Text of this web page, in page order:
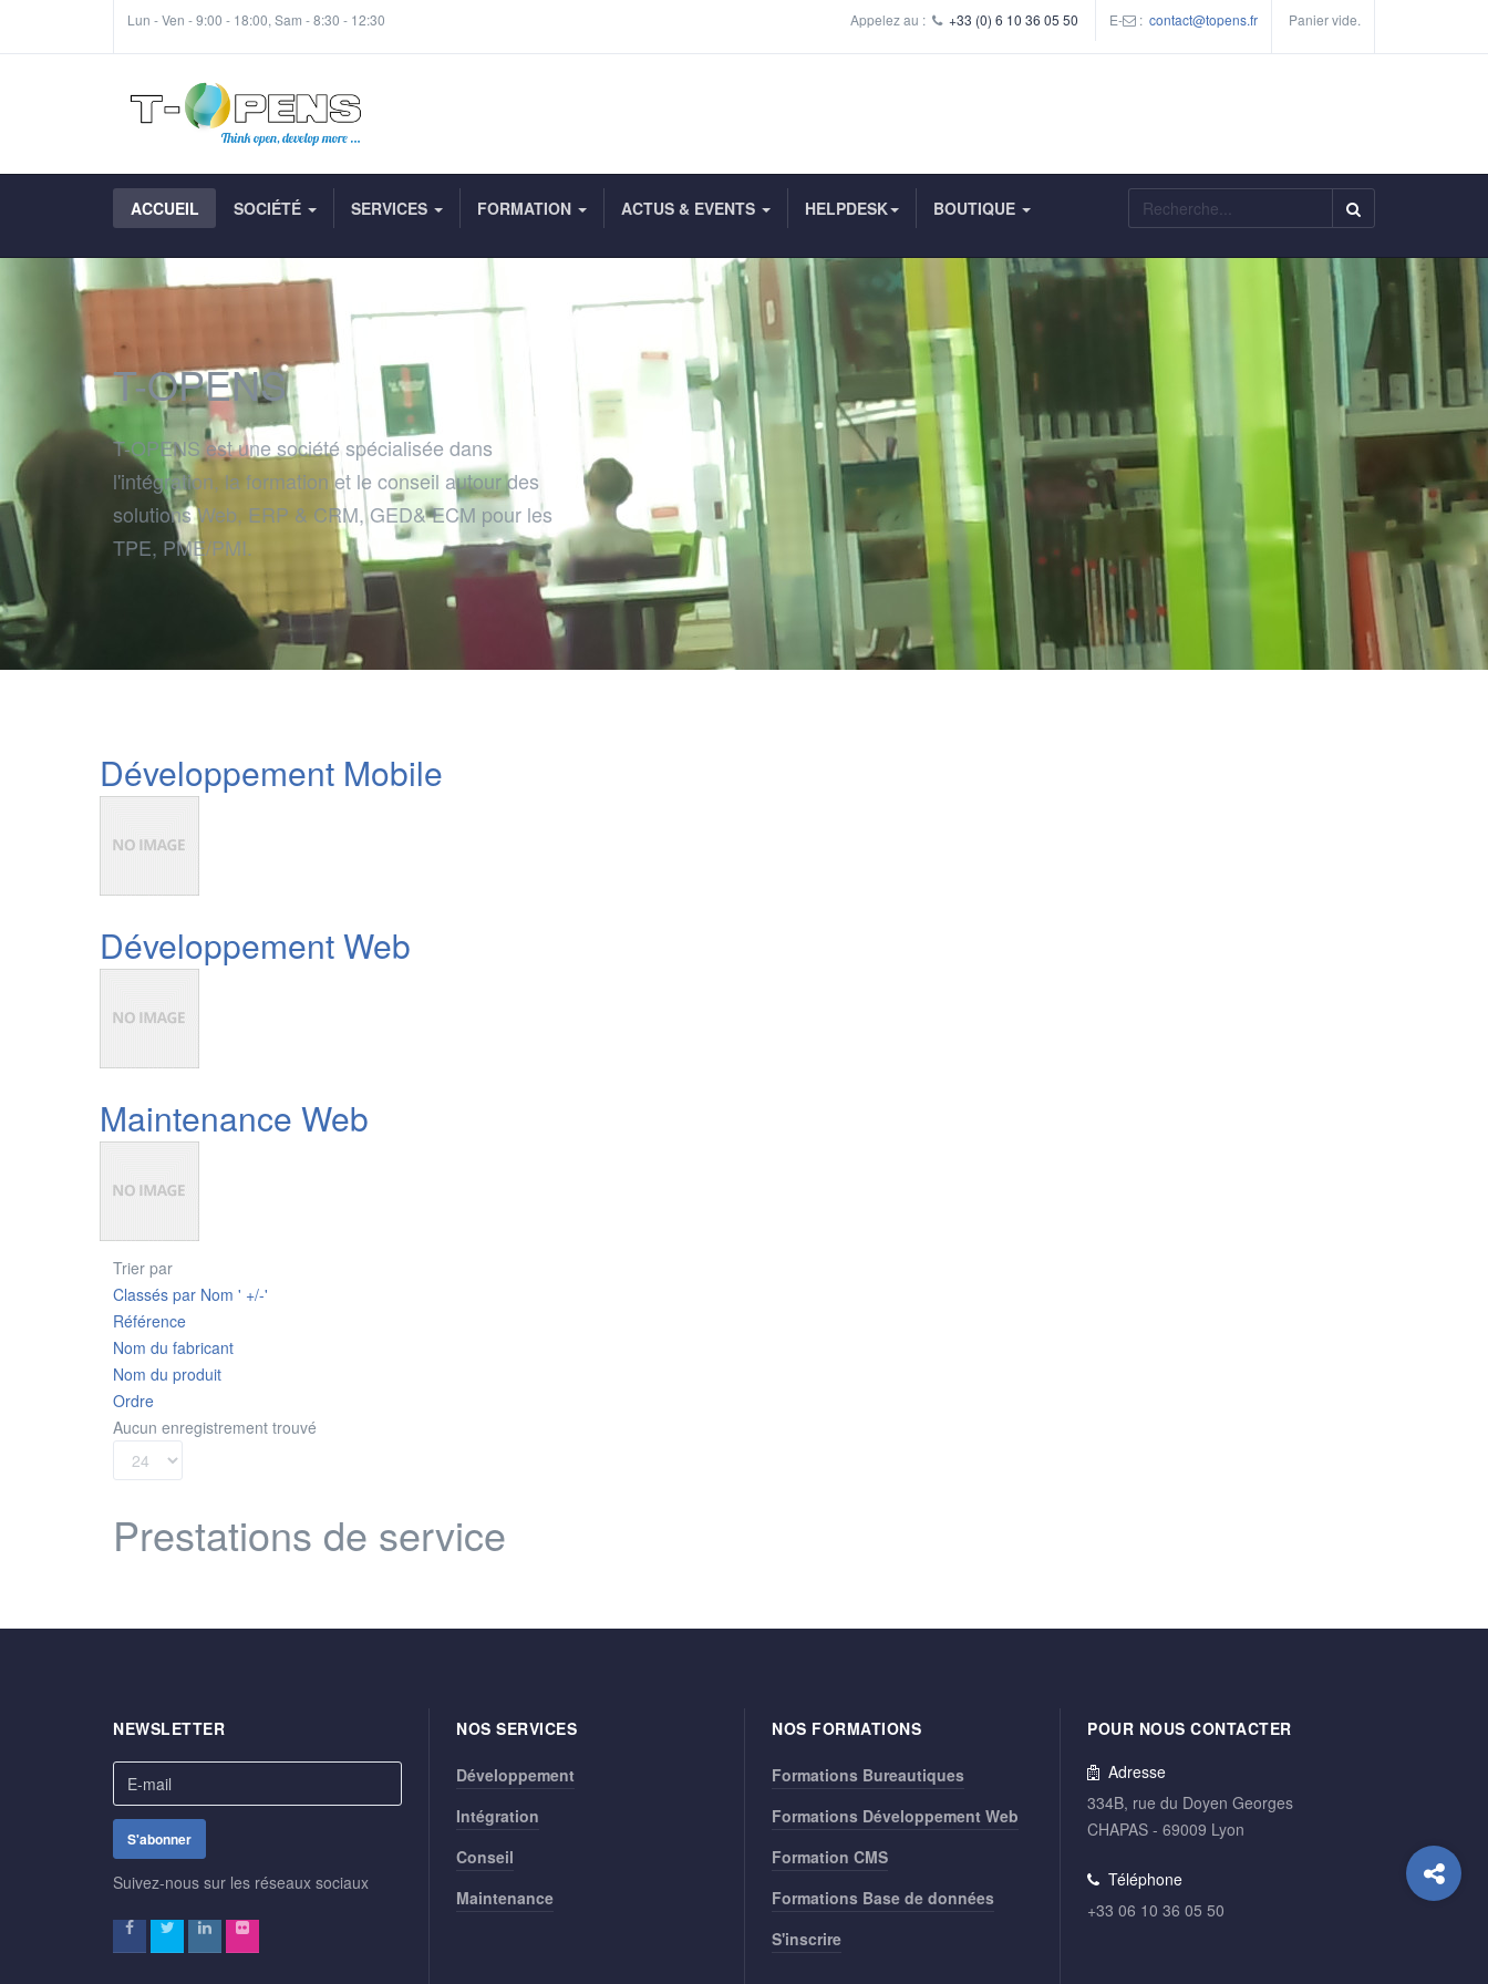
Lun - Ven - 9:00 - 18:00, Sam - 8:30 - 12:30 Appelez au : +33 (0) 6 10 36 05 50 E- : contact@topens.fr Panier vide.
ACCUEIL SOCIÉTÉ SERVICES FORMATION ACTUS & EVENTS HELPDESK BOUTIQUE Rechercher
T-OPENS
T-OPENS est une société spécialisée dans
l'intégration, la formation et le conseil autour des
solutions Web, ERP & CRM, GED& ECM pour les
TPE, PME/PMI.
Développement Mobile
Développement Web
Maintenance Web
Trier par
Classés par Nom ' +/-'
Référence
Nom du fabricant
Nom du produit
Ordre
Aucun enregistrement trouvé
Prestations de service
NEWSLETTER
Suivez-nous sur les réseaux sociaux
NOS SERVICES
Développement
Intégration
Conseil
Maintenance
NOS FORMATIONS
Formations Bureautiques
Formations Développement Web
Formation CMS
Formations Base de données
S'inscrire
POUR NOUS CONTACTER
Adresse
334B, rue du Doyen Georges
CHAPAS - 69009 Lyon
Téléphone
+33 06 10 36 05 50